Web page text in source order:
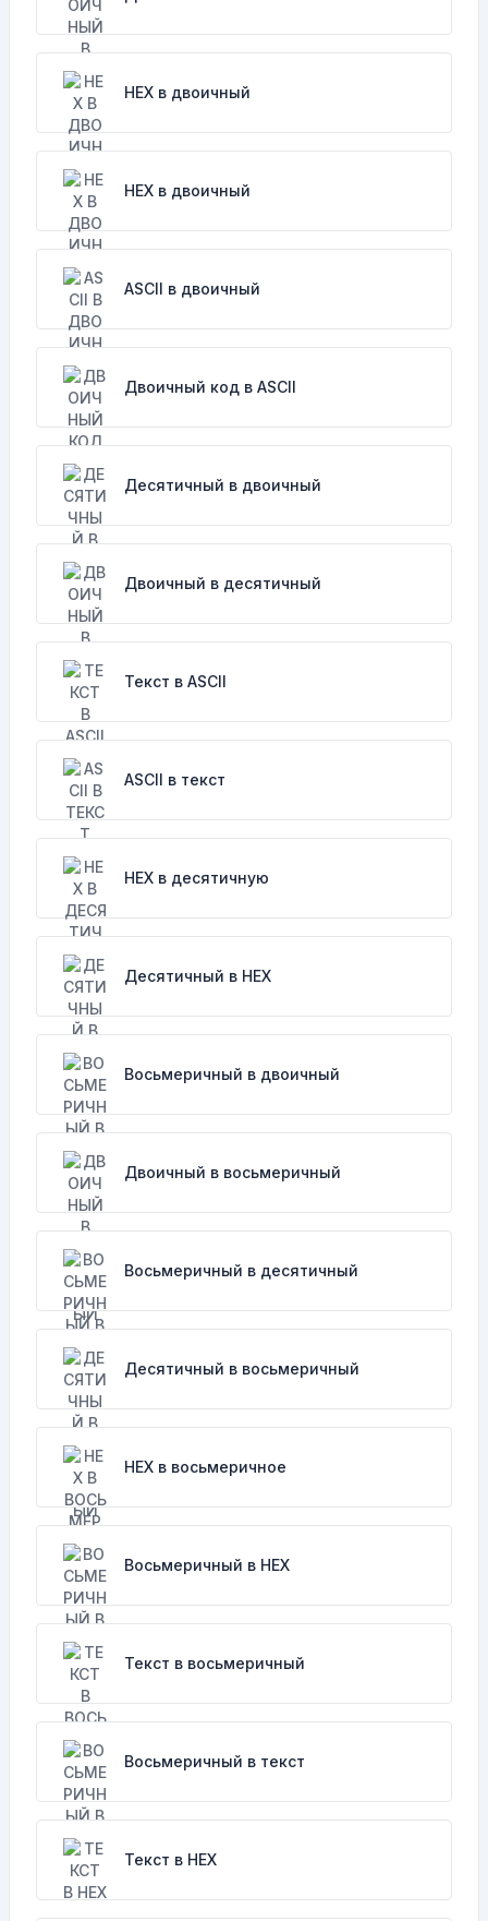
HEX в двоичный
HEX в двоичный
ASCII в двоичный
Двоичный код в ASCII
Десятичный в двоичный
Двоичный в десятичный
Текст в ASCII
ASCII в текст
HEX в десятичную
Десятичный в HEX
Восьмеричный в двоичный
Двоичный в восьмеричный
Восьмеричный в десятичный
Десятичный в восьмеричный
HEX в восьмеричное
Восьмеричный в HEX
Текст в восьмеричный
Восьмеричный в текст
Текст в HEX